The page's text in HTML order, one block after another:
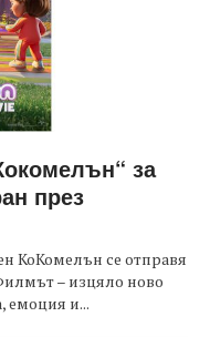
за
през
КоКомелън се отправя
– изцяло ново
емоция и...